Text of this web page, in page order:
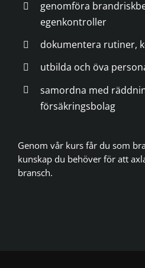
genomföra
egenkontroller
dokumentera rutiner,
utbilda och öva
samordna med
försäkringsbolag
Genom vår kurs får du som
kunskap du behöver för att
bransch.